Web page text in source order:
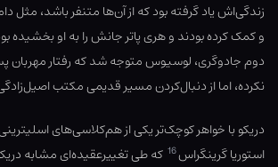
زندگی‌اش یاد گرفته بود که از آن‌ها متنفر باشد، مثل
و کمک کرده بودند و هری پاتر جانش را به او بخشیده
دوم جادوگری، لوسیوس متوجه شد که رفتار مهربان
نکرده، اما از دنبال‌کردن مسیر قدیمی مکتب
دریکو با خواهر کوچک‌تر یکی از هم‌کلاسی‌های
استوریا گرینگراس 16که طی تغییرعقیده‌ای مشابه دریکو